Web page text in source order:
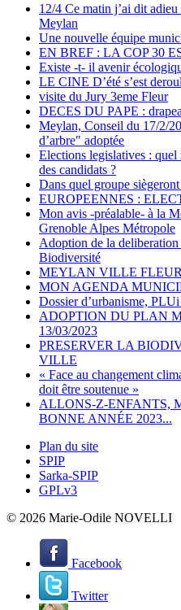
12/4 Ce matin j’ai dit adieu
Meylan
Une nouvelle équipe
EN BREF : LA COP 30
Existe -t- il avenir
LE CINE D’été s’est
visite du Jury 3eme Fleur
DECES DU PAPE :
Meylan, Conseil du 17/2/
d’arbre" adoptée
Elections legislatives : quel
des candidats ?
Dans quel groupe
EUROPEENNES :
Mon avis -préalable- à la
Grenoble Alpes Métropole
Adoption de la
Biodiversité
MEYLAN VILLE
MON AGENDA
Dossier d’urbanisme,
ADOPTION DU PLAN
13/03/2023
PRESERVER LA
VILLE
« Face au changement
doit être soutenue »
ALLONS-Z-ENFANTS,
BONNE ANNÉE 2023...
Plan du site
SPIP
Sarka-SPIP
GPLv3
© 2026 Marie-Odile NOVELLI
Facebook
Twitter